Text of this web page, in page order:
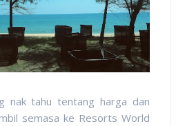
nak tahu tentang harga dan
semasa ke Resorts World